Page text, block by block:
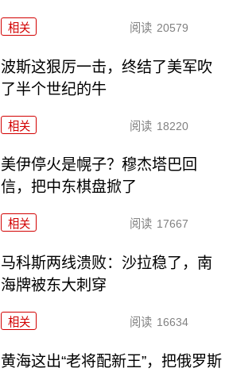
相关 阅读 20579
波斯这狠厉一击，终结了美军吹
了半个世纪的牛
相关 阅读 18220
美伊停火是幌子？穆杰塔巴回
信，把中东棋盘掀了
相关 阅读 17667
马科斯两线溃败：沙拉稳了，南
海牌被东大刺穿
相关 阅读 16634
黄海这出“老将配新王”，把俄罗斯